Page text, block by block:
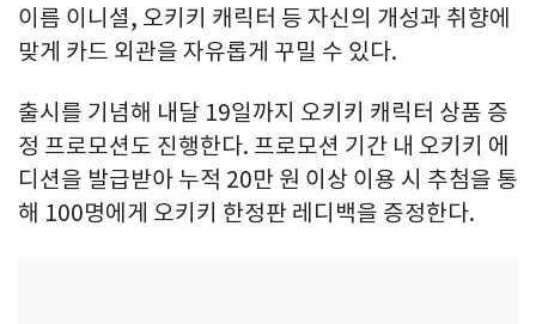
이름 이니셜, 오키키 캐릭터 등 자신의 개성과 취향에
맞게 카드 외관을 자유롭게 꾸밀 수 있다.
출시를 기념해 내달 19일까지 오키키 캐릭터 상품 증
정 프로모션도 진행한다. 프로모션 기간 내 오키키 에
디션을 발급받아 누적 20만 원 이상 이용 시 추첨을 통
해 100명에게 오키키 한정판 레디백을 증정한다.